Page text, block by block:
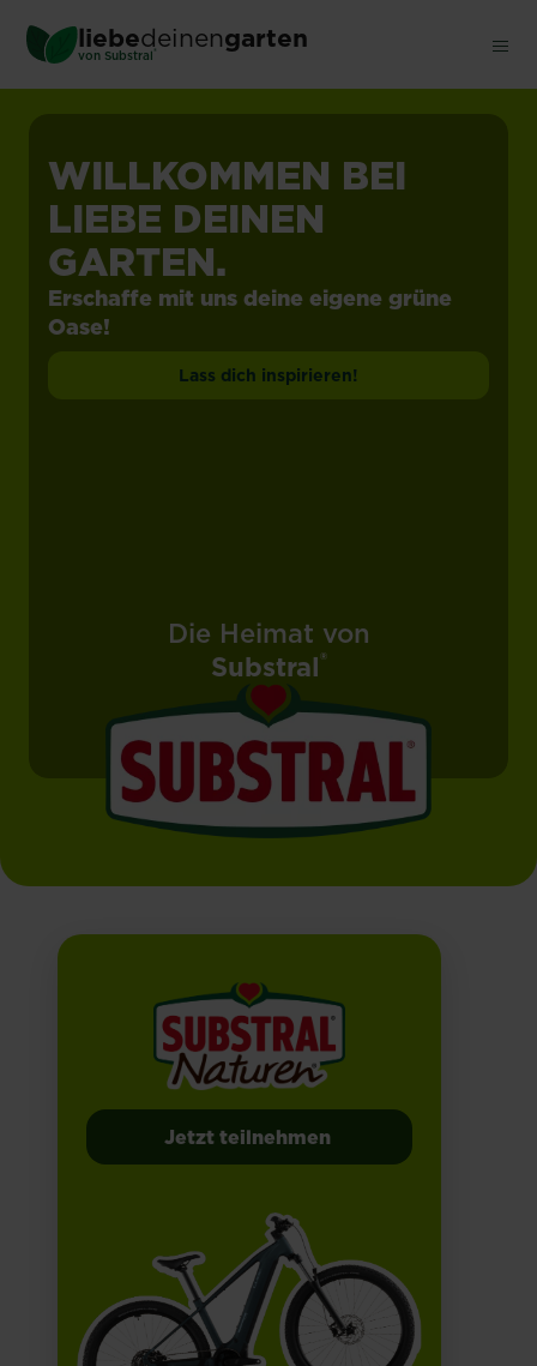
main
content
liebedeinengarten
von Substral ®
WILLKOMMEN BEI
LIEBE DEINEN
GARTEN.
Erschaffe mit uns deine eigene grüne
Oase!
Lass dich inspirieren!
Die Heimat von
Substral®
Jetzt teilnehmen